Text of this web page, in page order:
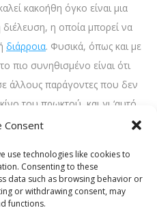
Consent
use technologies like cookies to
Consenting to these
data such as browsing behavior or
or withdrawing consent, may
functions.
κακοήθη όγκο είναι μια
διέλευση, η οποία μπορεί να
διάρροια. Φυσικά, όπως και με
πιο συνηθισμένο είναι ότι
άλλους παράγοντες που δεν
του πρωκτού, και γι ‘αυτό,
μεγάλη ροή στην
των μυών του εντέρου,
σε ιατρό.